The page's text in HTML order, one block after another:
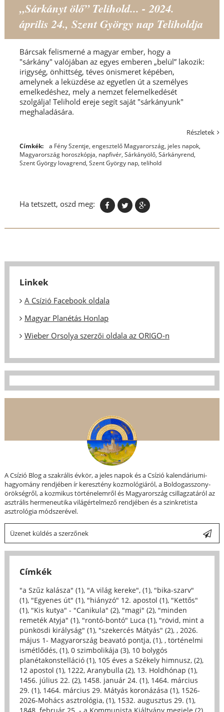
„Sárkányt ölő” Telihold... - 2024.
április 24., Szent György nap Teliholdja
Bárcsak felismerné a magyar ember, hogy a
"sárkány" valójában az egyes emberen „belül” lakozik:
irigység, önhittség, téves önismeret képében,
amelynek a leküzdése az egyetlen út a személyes
emelkedéshez, mely a nemzet felemelkedését
szolgálja! Telihold ereje segít saját "sárkányunk"
meghaladására.
Részletek
Címkék: a Fény Szentje, engesztelő Magyarország, jeles napok,
Magyarország horoszkópja, napfivér, Sárkányölő, Sárkányrend,
Szent György lovagrend, Szent György nap, telihold
Ha tetszett, oszd meg:
Linkek
A Csízió Facebook oldala
Magyar Planétás Honlap
Wieber Orsolya szerzői oldala az ORIGO-n
A Csízió Blog a szakrális évkör, a jeles napok és a Csízió kalendáriumi-
hagyomány rendjében ír keresztény kozmológiáról, a Boldogasszony-
örökségről, a kozmikus történelemről és Magyarország csillagzatáról az
asztrális hermeneutika világértelmező rendjében és a szinkretista
asztrológia módszerével.
Üzenet küldés a szerzőnek
Címkék
"a Szűz kalásza" (1), "A világ kereke", (1), "bika-szarv"
(1), "Egyenes út" (1), "hiányzó" 12. apostol (1), "Kettős"
(1), "Kis kutya" - "Canikula" (2), "magi" (2), "minden
remeték Atyja" (1), "rontó-bontó" Luca (1), "rövid, mint a
pünkösdi királyság" (1), "szekercés Mátyás" (2), , 2026.
május 1- Magyarország beavató pontja, (1), , történelmi
ismétlődés, (1), 0 szimbolikája (3), 10 bolygós
planétakonstelláció (1), 105 éves a Székely himnusz, (2),
12 apostol (1), 1222, Aranybulla (2), 13. Holdhónap (1),
1456. július 22. (2), 1458. január 24. (1), 1464. március
29. (1), 1464. március 29. Mátyás koronázása (1), 1526-
2026-Mohács asztrológia, (1), 1532. augusztus 29. (1),